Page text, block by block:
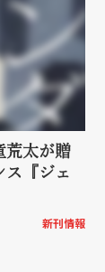
太が贈
ス『ジェ
新刊情報